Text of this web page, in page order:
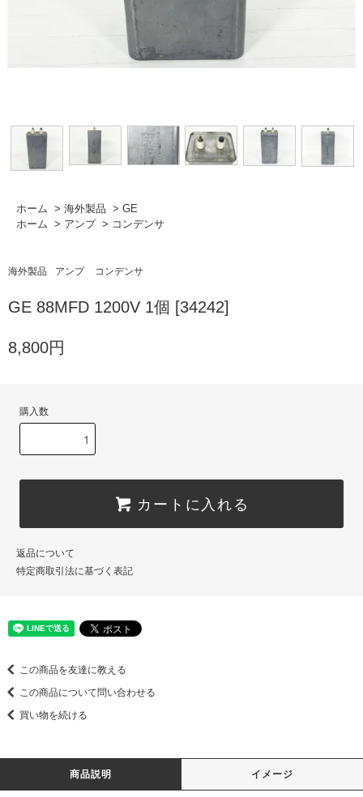
ホーム > 海外製品 > GE
ホーム > アンプ > コンデンサ
海外製品 アンプ コンデンサ
GE 88MFD 1200V 1個 [34242]
8,800円
購入数
カートに入れる
返品について
特定商取引法に基づく表記
この商品を友達に教える
この商品について問い合わせる
買い物を続ける
商品説明 イメージ